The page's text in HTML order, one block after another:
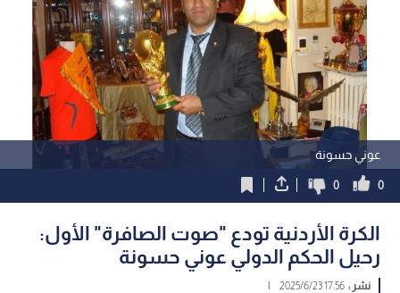
عوني حسونة
0
0
الكرة الأردنية تودع "صوت الصافرة" الأول:
رحيل الحكم الدولي عوني حسونة
نشر :17:56 2025/6/23
|